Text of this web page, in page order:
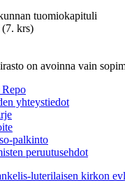
tuomiokapituli
krs)
on avoinna vain
yhteystiedot
palkinto
peruutusehdot
luterilaisen kirkon